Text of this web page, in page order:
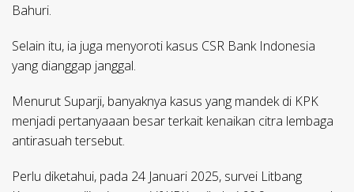
Bahuri.
Selain itu, ia juga menyoroti kasus CSR Bank Indonesia
yang dianggap janggal.
Menurut Suparji, banyaknya kasus yang mandek di KPK
menjadi pertanyaaan besar terkait kenaikan citra lembaga
antirasuah tersebut.
Perlu diketahui, pada 24 Januari 2025, survei Litbang